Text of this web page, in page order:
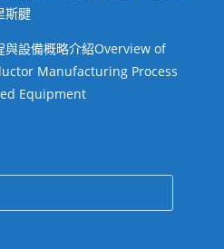
斯腱
與設備概略介紹Overview of
Manufacturing Process
Equipment